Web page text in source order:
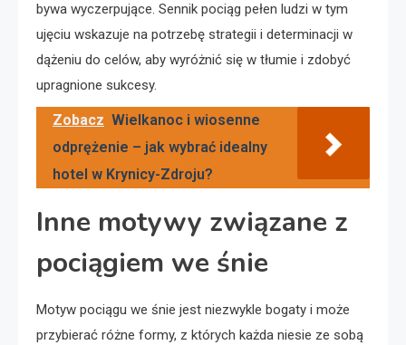
bywa wyczerpujące. Sennik pociąg pełen ludzi w tym
ujęciu wskazuje na potrzebę strategii i determinacji w
dążeniu do celów, aby wyróżnić się w tłumie i zdobyć
upragnione sukcesy.
Zobacz Wielkanoc i wiosenne
odprężenie – jak wybrać idealny
hotel w Krynicy-Zdroju?
Inne motywy związane z
pociągiem we śnie
Motyw pociągu we śnie jest niezwykle bogaty i może
przybierać różne formy, z których każda niesie ze sobą